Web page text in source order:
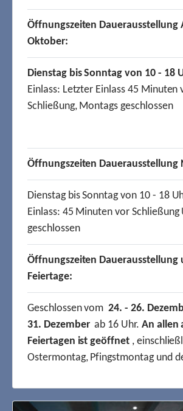
Öffnungszeiten Dauerausstellung
Oktober:
Dienstag bis Sonntag von 10 - 18
Einlass: Letzter Einlass 45 Minuten
Schließung, Montags geschlossen
Öffnungszeiten Dauerausstellung
Dienstag bis Sonntag von 10 - 18
Einlass: 45 Minuten vor Schließung
geschlossen
Öffnungszeiten Dauerausstellung
Feiertage:
Geschlossen vom24. - 26.
31. Dezemberab 16 Uhr. An allen
Feiertagen ist geöffnet,
Ostermontag, Pfingstmontag und